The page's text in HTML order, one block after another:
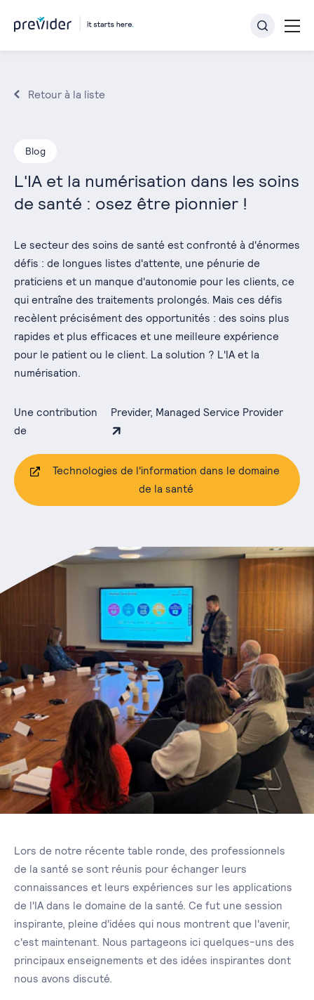
Retour à la liste
Blog
L'IA et la numérisation dans les soins
de santé : osez être pionnier !
Le secteur des soins de santé est confronté à d'énormes
défis : de longues listes d'attente, une pénurie de
praticiens et un manque d'autonomie pour les clients, ce
qui entraîne des traitements prolongés. Mais ces défis
recèlent précisément des opportunités : des soins plus
rapides et plus efficaces et une meilleure expérience
pour le patient ou le client. La solution ? L'IA et la
numérisation.
Une contribution
de
Previder, Managed Service Provider
Technologies de l'information dans le domaine
de la santé
Lors de notre récente table ronde, des professionnels
de la santé se sont réunis pour échanger leurs
connaissances et leurs expériences sur les applications
de l'IA dans le domaine de la santé. Ce fut une session
inspirante, pleine d'idées qui nous montrent que l'avenir,
c'est maintenant. Nous partageons ici quelques-uns des
principaux enseignements et des idées inspirantes dont
nous avons discuté.